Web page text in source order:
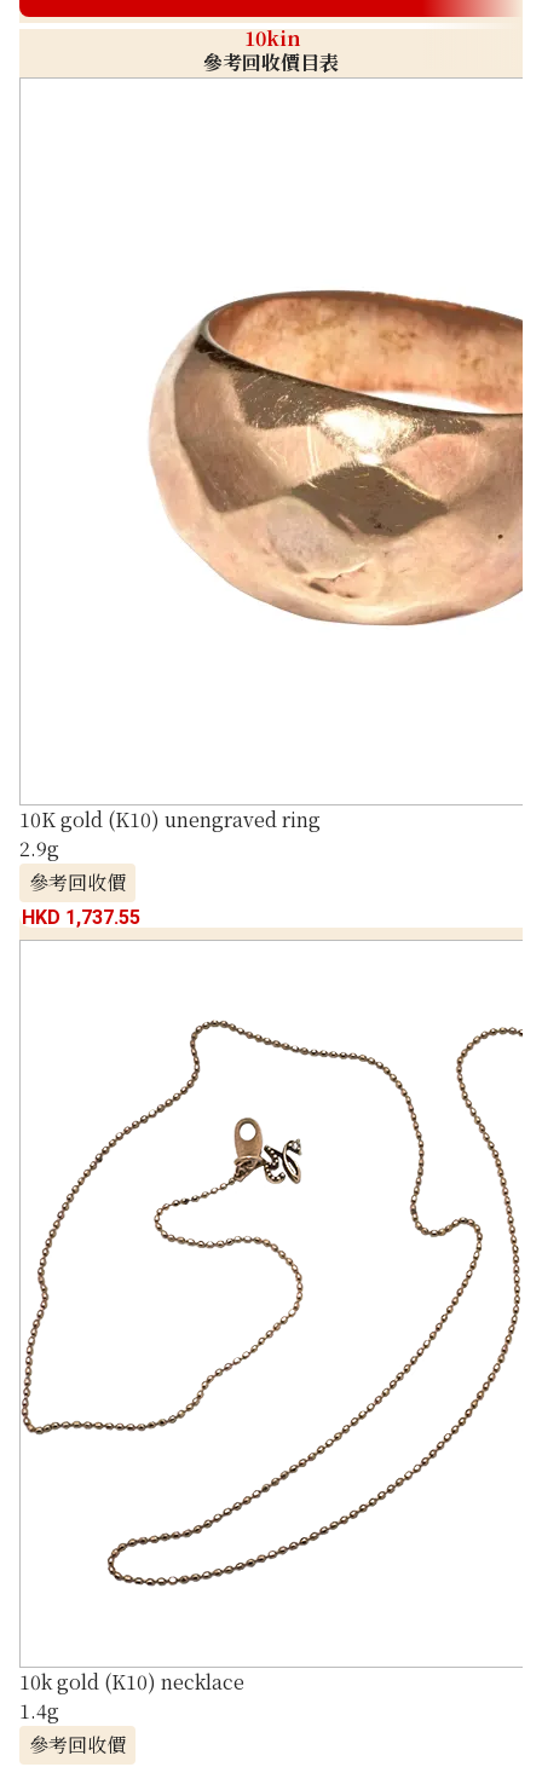
10kin
參考回收價目表
10K gold (K10) unengraved ring
2.9g
參考回收價
HKD 1,737.55
10k gold (K10) necklace
1.4g
參考回收價